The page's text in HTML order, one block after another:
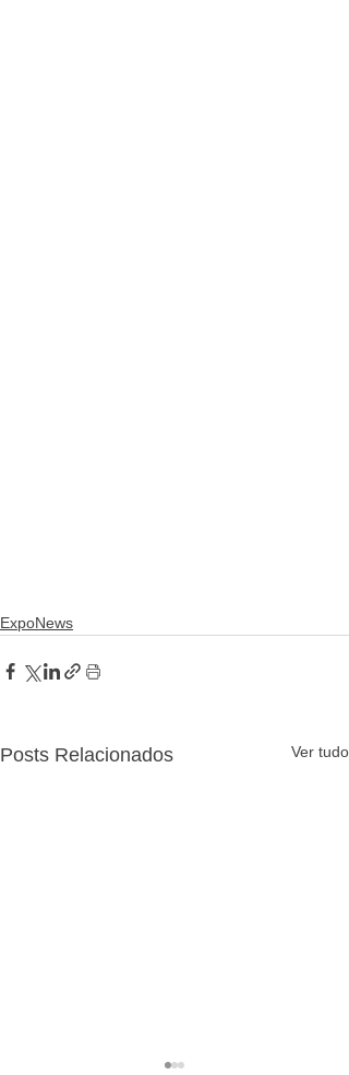
ExpoNews
Posts Relacionados Ver tudo